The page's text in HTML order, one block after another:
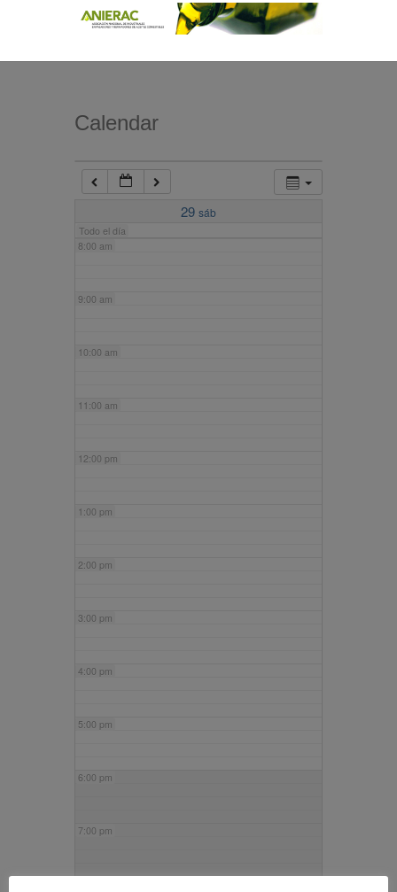
Calendar
29 sáb
Todo el día
7:00 am
8:00 am
9:00 am
10:00 am
11:00 am
12:00 pm
1:00 pm
2:00 pm
3:00 pm
4:00 pm
5:00 pm
6:00 pm
7:00 pm